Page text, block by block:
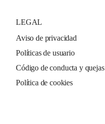
LEGAL
Aviso de privacidad
Políticas de usuario
Código de conducta y quejas
Política de cookies